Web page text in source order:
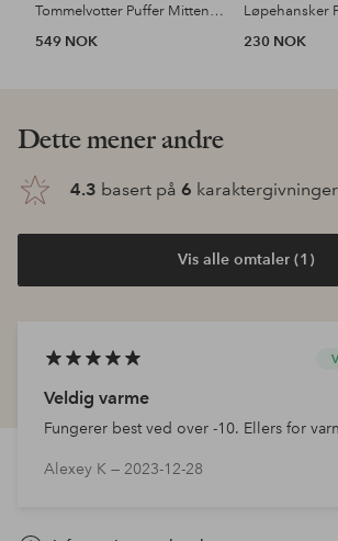
Tommelvotter Puffer Mittens W2t2
549 NOK
230 NOK
Dette mener andre
4.3 basert på 6 karaktergivninger
Vis alle omtaler (1)
Veldig varme
Fungerer best ved over -10. Ellers for
Alexey K — 2023-12-28